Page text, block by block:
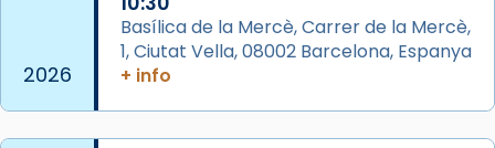
Acompanyant la història de sant Cugat, a
partir de l’Edat Mitjana sorgeix la tradició
que les santes Juliana (“relatiu a Júlia”) i
2026
Basílica de la Mercè, Carrer de la Mercè,
1, Ciutat Vella, 08002 Barcelona, Espanya
+ info